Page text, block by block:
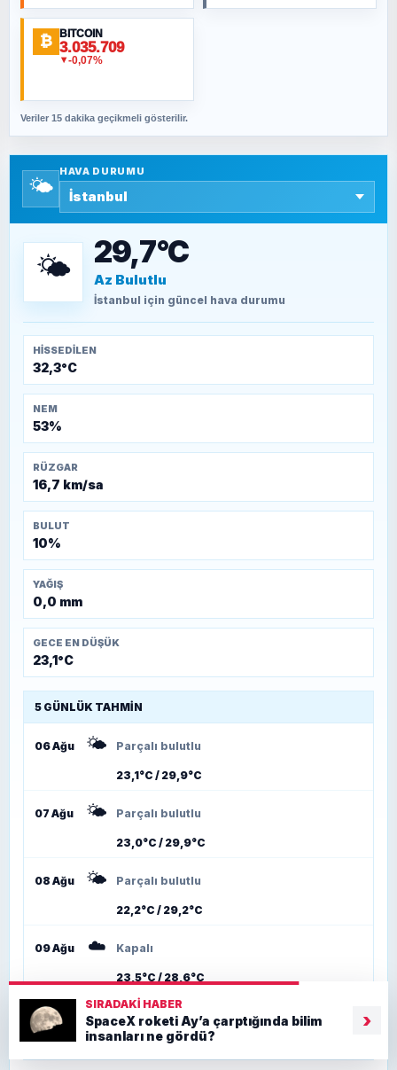
ORHAN KILIÇOĞLU
Fahişeye beyinli bir müstevli alçağına
SAVAŞ ŞAHİN
SEYFULLAH ÇİÇEK
TEOMAN ALPASLAN
Kütahya-Eskişehir Muharebeleri (10-24
₿ BITCOIN
3.035.709
▼-0,07%
Veriler 15 dakika geçikmeli gösterilir.
🌤️
HAVA DURUMU
🌤️ 29,7°C
Az Bulutlu
İstanbul için güncel hava durumu
HISSEDILEN
32,3°C
NEM
53%
RÜZGAR
16,7 km/sa
BULUT
10%
YAĞIŞ
0,0 mm
GECE EN DÜŞÜK
23,1°C
5 GÜNLÜK TAHMIN
06 Ağu 🌤️ Parçalı bulutlu
23,1°C / 29,9°C
07 Ağu 🌤️ Parçalı bulutlu
23,0°C / 29,9°C
08 Ağu 🌤️ Parçalı bulutlu
22,2°C / 29,2°C
09 Ağu ☁️ Kapalı
23,5°C / 28,6°C
10 Ağu 🌤️ Parçalı bulutlu
23,1°C / 29,1°C
SIRADAKI HABER
SpaceX roketi Ay’a çarptığında bilim
insanları ne gördü?
›